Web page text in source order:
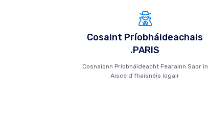
Cosaint Príobháideachais
.PARIS
Cosnaíonn Príobháideacht Fearainn Saor in
Aisce d’fhaisnéis íogair